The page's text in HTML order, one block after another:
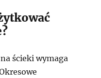
ścieki wymaga